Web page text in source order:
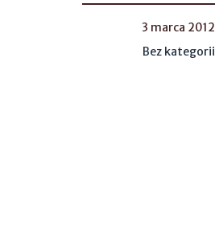
3 marca 2012
Bez kategorii